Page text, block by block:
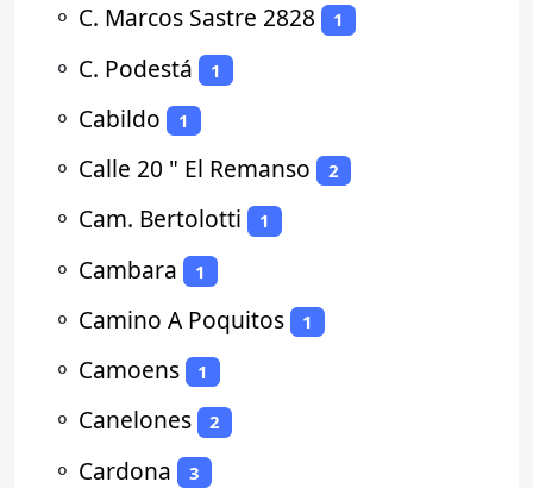
⚬ C. Marcos Sastre 2828 1
⚬ C. Podestá 1
⚬ Cabildo 1
⚬ Calle 20 " El Remanso 2
⚬ Cam. Bertolotti 1
⚬ Cambara 1
⚬ Camino A Poquitos 1
⚬ Camoens 1
⚬ Canelones 2
⚬ Cardona 3